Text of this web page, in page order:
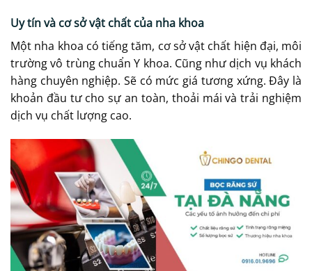
Uy tín và cơ sở vật chất của nha khoa
Một nha khoa có tiếng tăm, cơ sở vật chất hiện đại, môi
trường vô trùng chuẩn Y khoa. Cũng như dịch vụ khách
hàng chuyên nghiệp. Sẽ có mức giá tương xứng. Đây là
khoản đầu tư cho sự an toàn, thoải mái và trải nghiệm
dịch vụ chất lượng cao.